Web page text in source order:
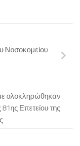
Νοσοκομείου
ολοκληρώθηκαν
Επετείου της